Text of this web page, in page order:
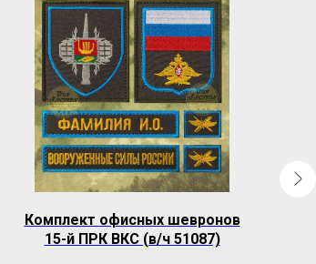
Комплект офисных шевронов
15-й ПРК ВКС (в/ч 51087)